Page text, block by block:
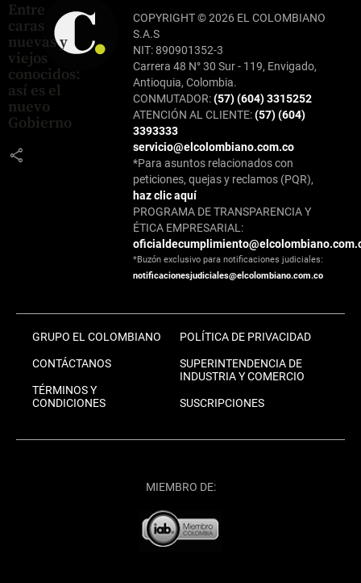
Entre
caras
nuevas y
viejos
conocidos:
así es el
nuevo
Gobierno
share
COPYRIGHT © 2026 EL COLOMBIANO
S.A.S
NIT: 890901352-3
Carrera 48 N° 30 Sur - 119, Envigado,
Antioquia, Colombia.
CONMUTADOR:(57) (604) 3315252
ATENCIÓN AL CLIENTE:(57) (604)
3393333
servicio@elcolombiano.com.co
*Para asuntos relacionados con
peticiones, quejas y reclamos (PQR),
haz clic aquí
PROGRAMA DE TRANSPARENCIA Y
ÉTICA EMPRESARIAL:
*Buzón exclusivo para notificaciones judiciales:
notificacionesjudiciales@elcolombiano.com.co
GRUPO EL COLOMBIANO
CONTÁCTANOS
TÉRMINOS Y
CONDICIONES
POLÍTICA DE PRIVACIDAD
SUPERINTENDENCIA DE
INDUSTRIA Y COMERCIO
SUSCRIPCIONES
MIEMBRO DE: